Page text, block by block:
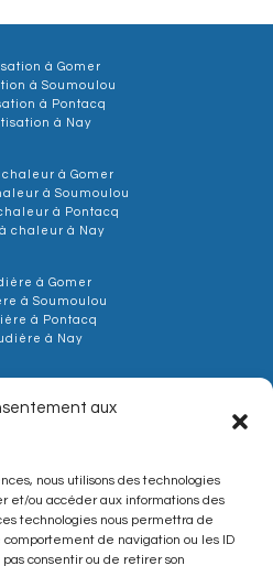
aux
nous utilisons des technologies
et/ou accéder aux informations des
technologies nous permettra de
de navigation ou les ID
consentir ou de retirer son
à Gomer
à Soumoulou
à Pontacq
à Nay
chaleur à Gomer
à Soumoulou
à Pontacq
chaleur à Nay
à Gomer
à Soumoulou
à Pontacq
à Nay
à Soumoulou